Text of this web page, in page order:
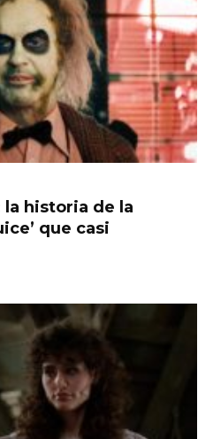
la historia de la
que casi